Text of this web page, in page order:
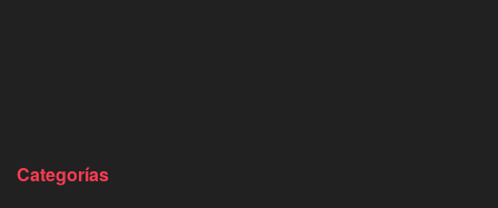
Categorías